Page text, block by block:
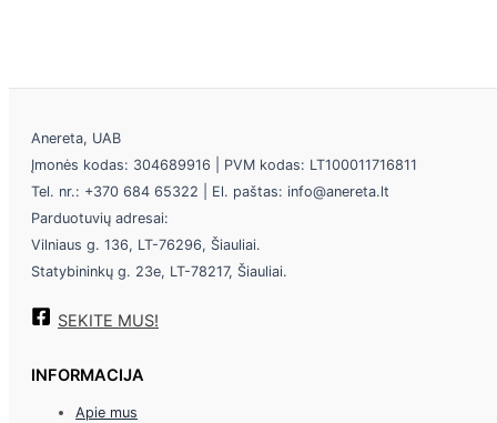
Anereta, UAB
Įmonės kodas: 304689916 | PVM kodas: LT100011716811
Tel. nr.: +370 684 65322 | El. paštas: info@anereta.lt
Parduotuvių adresai:
Vilniaus g. 136, LT-76296, Šiauliai.
Statybininkų g. 23e, LT-78217, Šiauliai.
SEKITE MUS!
INFORMACIJA
Apie mus